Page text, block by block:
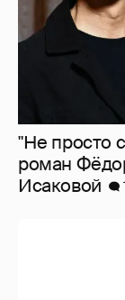
"Не просто
роман
Исаковой